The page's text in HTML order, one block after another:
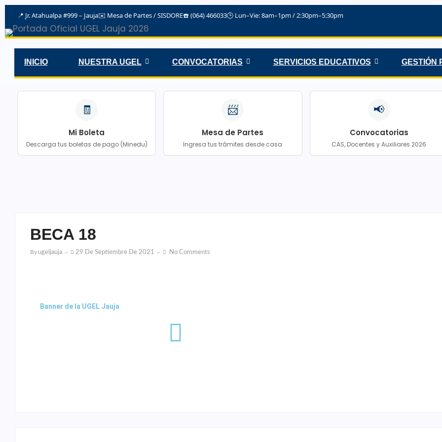
📍 Jr. Atahualpa #999 – Jauja✉️ Mesa de Partes / SISDORE☎️ (064) 466033🕒 Lun–Vie: 8am–1pm / 2:30pm–5:30pm
INICIO NUESTRA UGEL CONVOCATORIAS SERVICIOS EDUCATIVOS GESTIÓN
🧾
Mi Boleta
Descarga tus boletas de pago (Minedu)
📨
Mesa de Partes
Ingresa tus trámites desde casa
📢
Convocatorias
CAS, Docentes y Auxiliares 2026
BECA 18
By Ugeljauja 29 De Septiembre De 2021 No Comments
Banner de la UGEL Jauja